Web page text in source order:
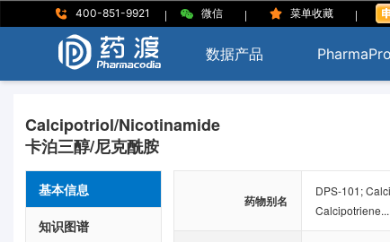
400-851-9921 | 微信 | 菜单收藏 |
数据产品 PharmaPro
Calcipotriol/Nicotinamide
卡泊三醇/尼克酰胺
基本信息
知识图谱
药物别名
DPS-101;
Calcipotriene...